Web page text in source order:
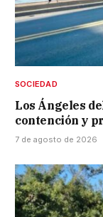
SOCIEDAD
Los Ángeles
contención y
7 de agosto de 2026